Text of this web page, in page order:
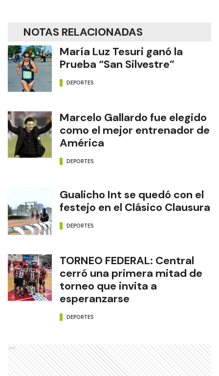
NOTAS RELACIONADAS
María Luz Tesuri ganó la
Prueba “San Silvestre”
DEPORTES
Marcelo Gallardo fue elegido
como el mejor entrenador de
América
DEPORTES
Gualicho Int se quedó con el
festejo en el Clásico Clausura
DEPORTES
TORNEO FEDERAL: Central
cerró una primera mitad de
torneo que invita a
esperanzarse
DEPORTES
Ads